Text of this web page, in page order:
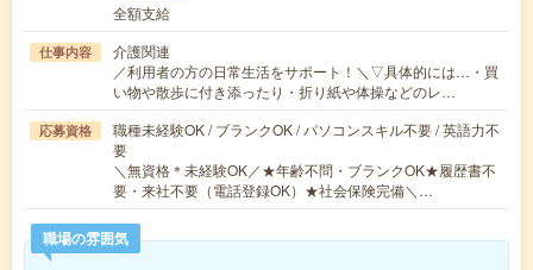
全額支給
仕事内容
介護関連
／利用者の方の日常生活をサポート！＼▽具体的には…・買
い物や散歩に付き添ったり・折り紙や体操などのレ…
応募資格
職種未経験OK / ブランクOK / パソコンスキル不要 / 英語力不
要
＼無資格＊未経験OK／★年齢不問・ブランクOK★履歴書不
要・来社不要（電話登録OK）★社会保険完備＼…
職場の雰囲気